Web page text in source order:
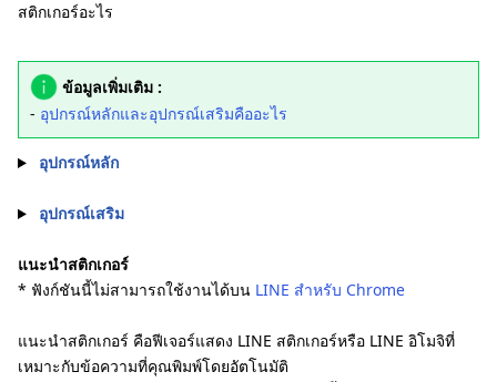
สติกเกอร์อะไร
ข้อมูลเพิ่มเติม :
- อุปกรณ์หลักและอุปกรณ์เสริมคืออะไร
อุปกรณ์หลัก
อุปกรณ์เสริม
แนะนำสติกเกอร์
* ฟังก์ชันนี้ไม่สามารถใช้งานได้บน LINE สำหรับ Chrome
แนะนำสติกเกอร์ คือฟีเจอร์แสดง LINE สติกเกอร์หรือ LINE อิโมจิที่
เหมาะกับข้อความที่คุณพิมพ์โดยอัตโนมัติ